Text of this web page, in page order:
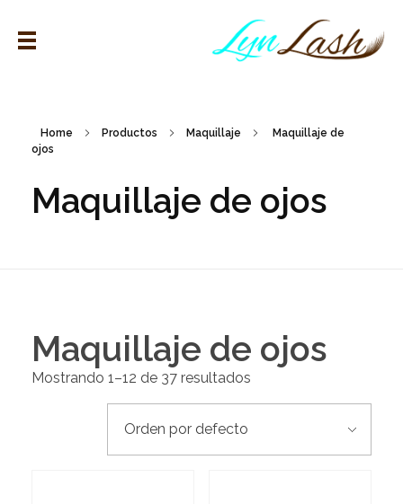
Home Productos Maquillaje
Maquillaje de
ojos
Maquillaje de ojos
Maquillaje de ojos
Mostrando 1–12 de 37 resultados